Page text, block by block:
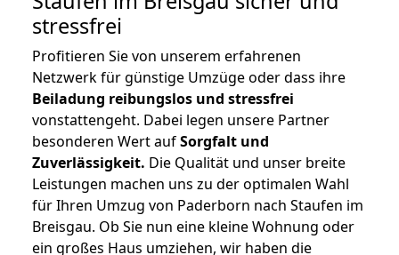
stressfrei
Profitieren Sie von unserem erfahrenen
Netzwerk für günstige Umzüge oder dass ihre
Beiladung reibungslos und stressfrei
vonstattengeht. Dabei legen unsere Partner
besonderen Wert aufSorgfalt und
Zuverlässigkeit. Die Qualität und unser breite
Leistungen machen uns zu der optimalen Wahl
für Ihren Umzug von Paderborn nach Staufen im
Breisgau. Ob Sie nun eine kleine Wohnung oder
ein großes Haus umziehen, wir haben die